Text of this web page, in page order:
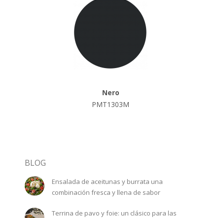
Nero
PMT1303M
BLOG
Ensalada de aceitunas y burrata una
combinación fresca y llena de sabor
Terrina de pavo y foie: un clásico para las